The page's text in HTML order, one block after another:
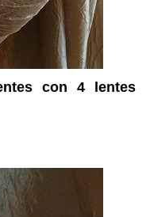
con 4 lentes